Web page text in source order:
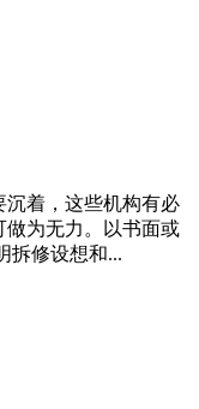
沉着，这些机构有必
做为无力。以书面或
拆修设想和...